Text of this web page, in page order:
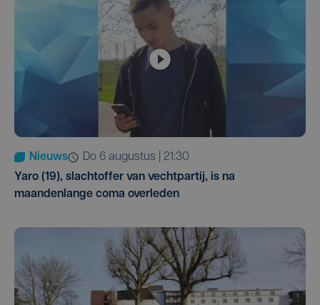
Nieuws
do 6 augustus | 21:30
Yaro (19), slachtoffer van vechtpartij, is na
maandenlange coma overleden